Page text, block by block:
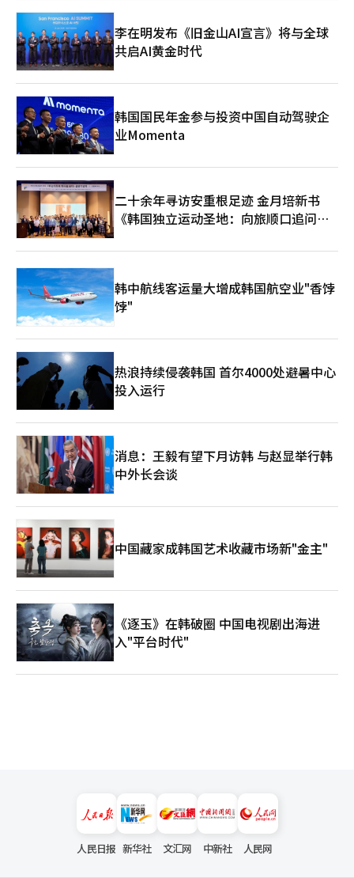
Meritz金融控股和产业银行各分担1000亿韩元，但金融界对追加
支持持谨慎态度。市场认为MBK强调的“痛苦分担”与实际资本扩
充相距甚远。尽管提出了总计4000亿韩元的支持计划，但大部分
为贷款形式，财务结构改善效果有限。根本上需要业务结构调整。
在大卖场和SSM业务增长停滞的情况下，若无在线竞争力，重组后
的可持续性难以保证。特别是若出售作为近距离物流枢纽的
Express，需制定替代的物流和配送战略。重组程序的时间也是变
量。业内预计，Homeplus的重组计划批准期限已延至下月4日，
但若Express出售程序延长，可能需进一步延长。※ 本报道经人工
智能（AI）系统翻译与编辑。
李在明发布《旧金山AI宣言》将与全球
共启AI黄金时代
韩国国民年金参与投资中国自动驾驶企
业Momenta
二十余年寻访安重根足迹 金月培新书
《韩国独立运动圣地：向旅顺口追问历
韩中航线客运量大增成韩国航空业"香饽
饽"
热浪持续侵袭韩国 首尔4000处避暑中心
投入运行
消息：王毅有望下月访韩 与赵显举行韩
中外长会谈
中国藏家成韩国艺术收藏市场新"金主"
《逐玉》在韩破圈 中国电视剧出海进
入"平台时代"
人民日报 新华社 文汇网 中新社 人民网